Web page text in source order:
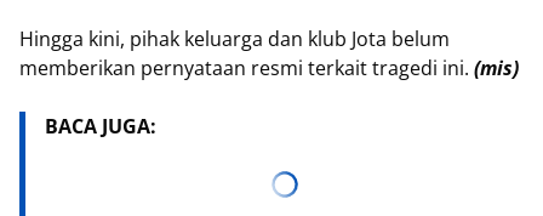
Hingga kini, pihak keluarga dan klub Jota belum
memberikan pernyataan resmi terkait tragedi ini. (mis)
BACA JUGA: